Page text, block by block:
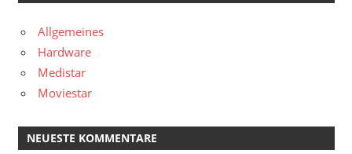
Allgemeines
Hardware
Medistar
Moviestar
NEUESTE KOMMENTARE